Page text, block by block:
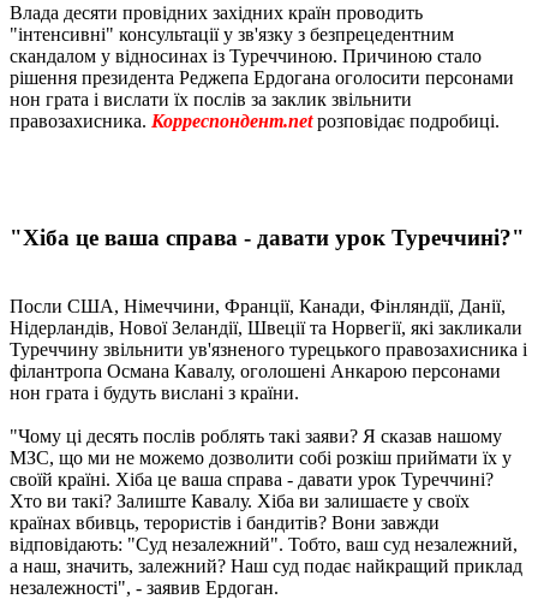
Влада десяти провідних західних країн проводить
"інтенсивні" консультації у зв'язку з безпрецедентним
скандалом у відносинах із Туреччиною. Причиною стало
рішення президента Реджепа Ердогана оголосити персонами
нон грата і вислати їх послів за заклик звільнити
правозахисника. Корреспондент.netрозповідає подробиці.
"Хіба це ваша справа - давати урок Туреччині?"
Посли США, Німеччини, Франції, Канади, Фінляндії, Данії,
Нідерландів, Нової Зеландії, Швеції та Норвегії, які закликали
Туреччину звільнити ув'язненого турецького правозахисника і
філантропа Османа Кавалу, оголошені Анкарою персонами
нон грата і будуть вислані з країни.
"Чому ці десять послів роблять такі заяви? Я сказав нашому
МЗС, що ми не можемо дозволити собі розкіш приймати їх у
своїй країні. Хіба це ваша справа - давати урок Туреччині?
Хто ви такі? Залиште Кавалу. Хіба ви залишаєте у своїх
країнах вбивць, терористів і бандитів? Вони завжди
відповідають: "Суд незалежний". Тобто, ваш суд незалежний,
а наш, значить, залежний? Наш суд подає найкращий приклад
незалежності", - заявив Ердоган.